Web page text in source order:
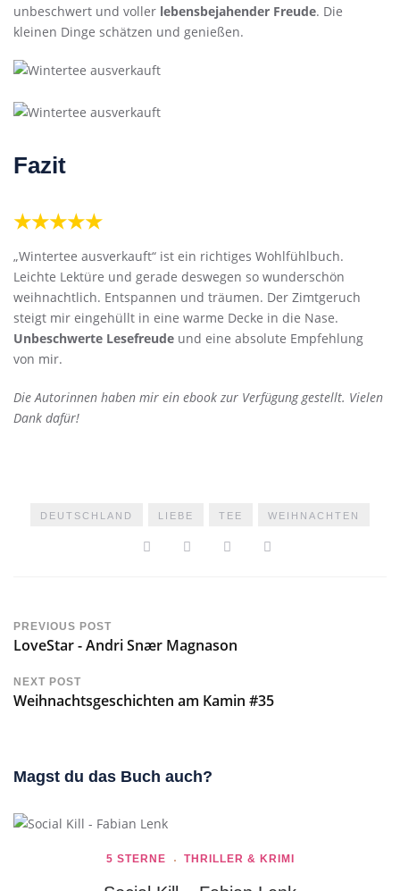
unbeschwert und voller lebensbejahender Freude. Die
kleinen Dinge schätzen und genießen.
Fazit
★★★★★
„Wintertee ausverkauft“ ist ein richtiges Wohlfühlbuch.
Leichte Lektüre und gerade deswegen so wunderschön
weihnachtlich. Entspannen und träumen. Der Zimtgeruch
steigt mir eingehüllt in eine warme Decke in die Nase.
Unbeschwerte Lesefreude und eine absolute Empfehlung
von mir.
Die Autorinnen haben mir ein ebook zur Verfügung gestellt. Vielen
Dank dafür!
DEUTSCHLAND LIEBE TEE WEIHNACHTEN
PREVIOUS POST
LoveStar - Andri Snær Magnason
NEXT POST
Weihnachtsgeschichten am Kamin #35
Magst du das Buch auch?
5 STERNE THRILLER & KRIMI